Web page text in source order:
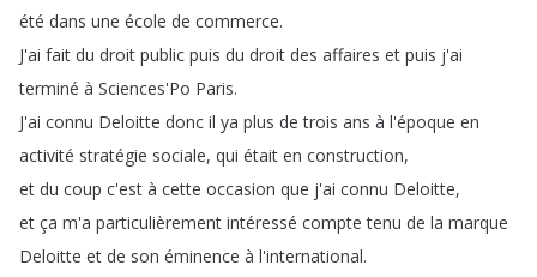
été dans une école de commerce.
J'ai fait du droit public puis du droit des affaires et puis j'ai
terminé à Sciences'Po Paris.
J'ai connu Deloitte donc il ya plus de trois ans à l'époque en
activité stratégie sociale, qui était en construction,
et du coup c'est à cette occasion que j'ai connu Deloitte,
et ça m'a particulièrement intéressé compte tenu de la marque
Deloitte et de son éminence à l'international.